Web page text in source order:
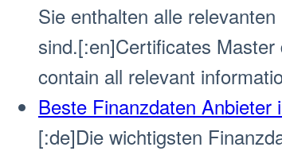
Sie enthalten alle
sind.[:en]Certificates
contain all relevant
Beste Finanzdaten Anbieter
[:de]Die wichtigsten